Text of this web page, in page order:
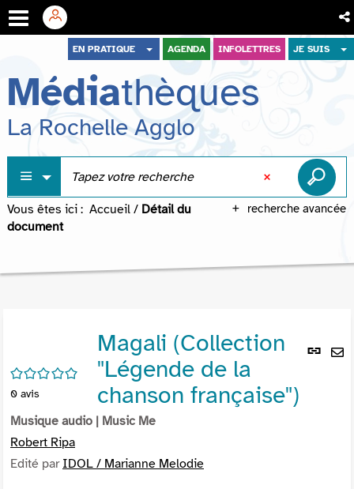
menu
contenu
recherche
EN PRATIQUE AGENDA INFOLETTRES JE SUIS
Médiathèques
La Rochelle Agglo
recherche avancée
Vous êtes ici : Accueil / Détail du
document
Lien
/5
0 avis
Magali (Collection
"Légende de la
chanson française")
Musique audio | Music Me
Robert Ripa
Edité par IDOL / Marianne Melodie